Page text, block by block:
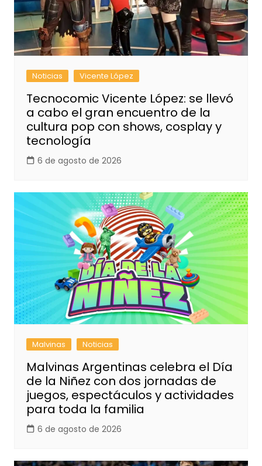
Noticias Vicente López
Tecnocomic Vicente López: se llevó
a cabo el gran encuentro de la
cultura pop con shows, cosplay y
tecnología
6 de agosto de 2026
Malvinas Noticias
Malvinas Argentinas celebra el Día
de la Niñez con dos jornadas de
juegos, espectáculos y actividades
para toda la familia
6 de agosto de 2026